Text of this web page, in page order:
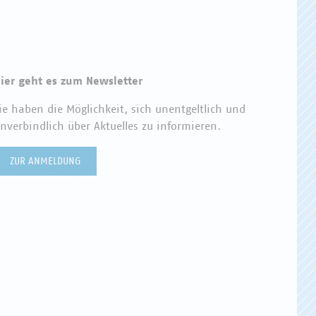
geht es zum Newsletter
haben die Möglichkeit, sich unentgeltlich und
über Aktuelles zu informieren.
ZUR ANMELDUNG